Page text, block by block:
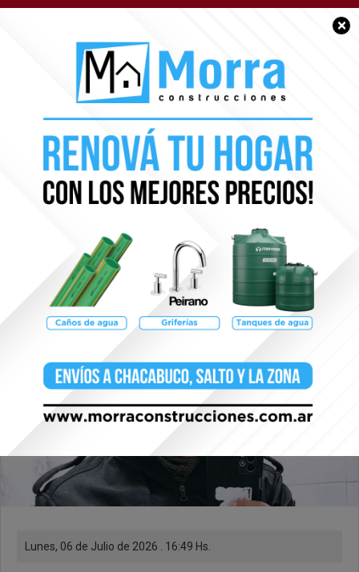
×
POLICIALES
Profundo dolor por la
muerte de un policía y
árbitro de fútbol
Lunes, 06 de Julio de 2026 . 16:49 Hs.